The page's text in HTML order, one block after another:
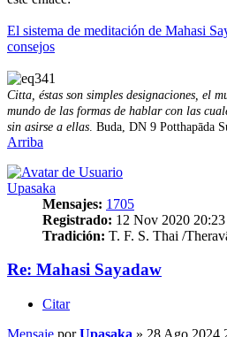
El sistema de meditación de Mahasi
consejos
Citta, éstas son simples designaciones, el
mundo de las formas de hablar con las
sin asirse a ellas . Buda, DN 9 Potthapāda
Arriba
Upasaka
Mensajes: 1705
Registrado: 12 Nov 2020 20:23
Tradición: T. F. S. Thai /
Re: Mahasi Sayadaw
Citar
Mensaje porUpasaka » 28 Ago 2024